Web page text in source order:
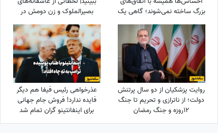
بزرگ ساخته نمی‌شوند؛ گاهی یک
نگاه یا یک توجه کوتاه می‌تواند
یک روز معمولی را به خاطره‌ای
خاص تبدیل کند / پنج‌شنبه 15
مرداد 1405
بصیرالملوک و زن دومش در
بامداد خمار؛ از مشاعره دلبرانه
تا....
روایت پزشکیان از دو سال پرتنش
دولت؛ از ناترازی و تحریم تا جنگ
12روزه و جنگ رمضان
عذرخواهی رئیس فیفا هم دیگر
فایده ندارد! فروش جام جهانی
برای اینفانتینو گران تمام شد